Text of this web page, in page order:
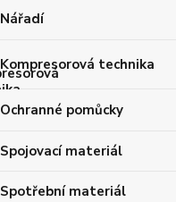
Nářadí
Kompresorová technika
Ochranné pomůcky
Spojovací materiál
Spotřební materiál